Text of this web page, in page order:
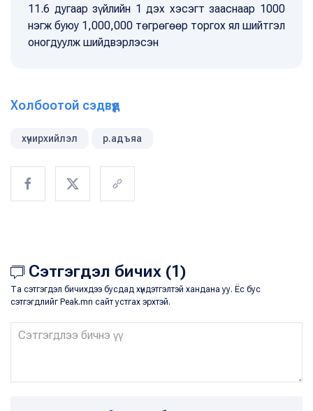
11.6 дугаар зүйлийн 1 дэх хэсэгт зааснаар 1000
нэгж буюу 1,000,000 төгрөгөөр торгох ял шийтгэл
оногдуулж шийдвэрлэсэн
Холбоотой сэдвүүд
хүчирхийлэл р.адъяа
Сэтгэгдэл бичих (1)
Та сэтгэгдэл бичихдээ бусдад хүндэтгэлтэй хандана уу. Ёс бус
сэтгэгдлийг Peak.mn сайт устгах эрхтэй.